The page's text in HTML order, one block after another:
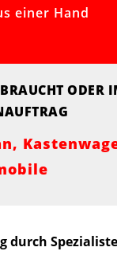
einer Hand
ODER
durch